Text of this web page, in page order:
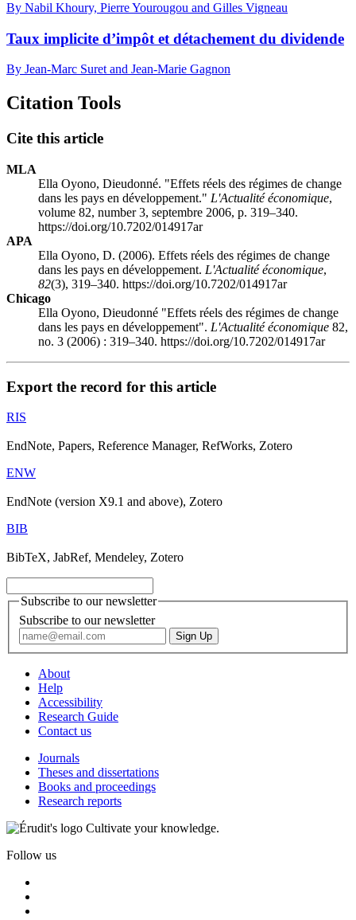
By Nabil Khoury, Pierre Yourougou and Gilles Vigneau
Taux implicite d’impôt et détachement du dividende
By Jean-Marc Suret and Jean-Marie Gagnon
Citation Tools
Cite this article
MLA
Ella Oyono, Dieudonné. "Effets réels des régimes de change
dans les pays en développement." L'Actualité économique,
volume 82, number 3, septembre 2006, p. 319–340.
https://doi.org/10.7202/014917ar
APA
Ella Oyono, D. (2006). Effets réels des régimes de change
dans les pays en développement. L'Actualité économique,
82(3), 319–340. https://doi.org/10.7202/014917ar
Chicago
Ella Oyono, Dieudonné "Effets réels des régimes de change
dans les pays en développement". L'Actualité économique 82,
no. 3 (2006) : 319–340. https://doi.org/10.7202/014917ar
Export the record for this article
RIS
EndNote, Papers, Reference Manager, RefWorks, Zotero
ENW
EndNote (version X9.1 and above), Zotero
BIB
BibTeX, JabRef, Mendeley, Zotero
Subscribe to our newsletter
Subscribe to our newsletter
About
Help
Accessibility
Research Guide
Contact us
Journals
Theses and dissertations
Books and proceedings
Research reports
Cultivate your knowledge.
Follow us